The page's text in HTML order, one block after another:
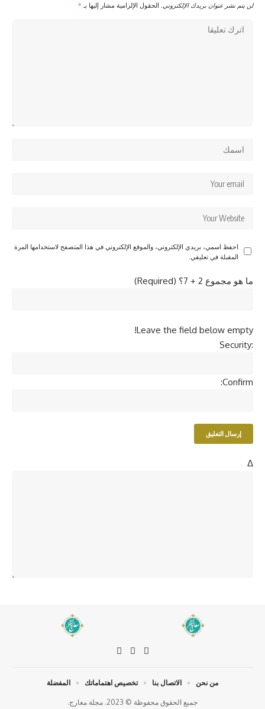
لن يتم نشر عنوان بريدك الإلكتروني. الحقول الإلزامية مشار إليها بـ *
احفظ اسمي، بريدي الإلكتروني، والموقع الإلكتروني في هذا المتصفح لاستخدامها المرة
المقبلة في تعليقي.
ما هو مجموع 2 + 7؟ (Required)
Leave the field below empty!
Security:
Confirm:
Δ
جميع الحقوق محفوظة © 2023. مجلة معارج.
من نحن الاتصال بنا تخصيص اهتماماتك المفضلة